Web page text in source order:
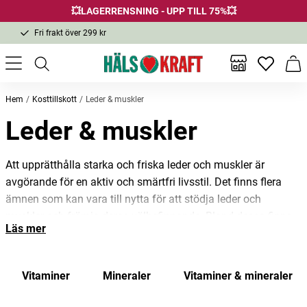
💥LAGERRENSNING - UPP TILL 75%💥
Fri frakt över 299 kr
1-3 dagars leverans
Samma pris i butik & online
Fri frakt över 299 kr
Inga
Hem Kosttillskott Leder & muskler
Leder & muskler
Att upprätthålla starka och friska leder och muskler är
avgörande för en aktiv och smärtfri livsstil. Det finns flera
ämnen som kan vara till nytta för att stödja leder och
curamin,
Curcuma longa, även känd som gurkmeja. Det har visat sig
Läs mer
Vitaminer Mineraler Vitaminer & mineraler